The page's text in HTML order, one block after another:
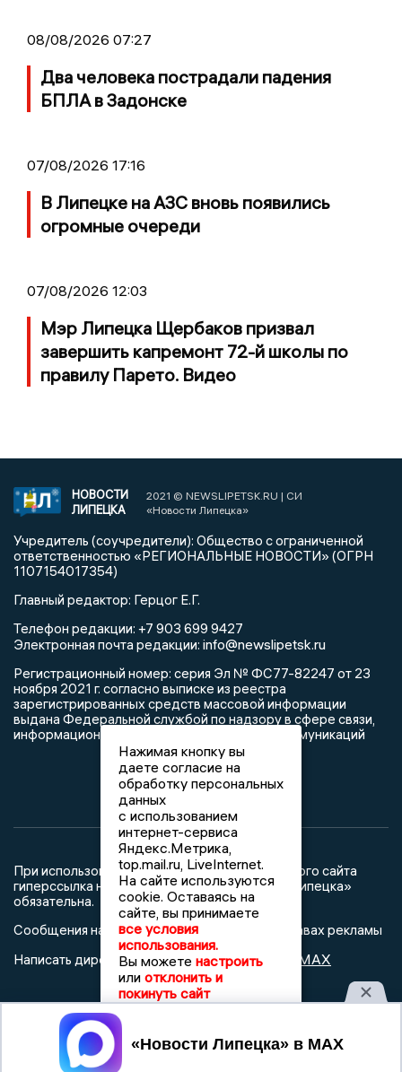
08/08/2026 07:27
Два человека пострадали падения
БПЛА в Задонске
07/08/2026 17:16
В Липецке на АЗС вновь появились
огромные очереди
07/08/2026 12:03
Мэр Липецка Щербаков призвал
завершить капремонт 72-й школы по
правилу Парето. Видео
НОВОСТИ
ЛИПЕЦКА
2021 © NEWSLIPETSK.RU | СИ
«Новости Липецка»
Учредитель (соучредители): Общество с ограниченной
ответственностью «РЕГИОНАЛЬНЫЕ НОВОСТИ» (ОГРН
1107154017354)
Главный редактор: Герцог Е.Г.
Телефон редакции: +7 903 699 9427
Электронная почта редакции: info@newslipetsk.ru
Регистрационный номер: серия Эл № ФС77-82247 от 23
ноября 2021 г. согласно выписке из реестра
зарегистрированных средств массовой информации
выдана Федеральной службой по надзору в сфере связи,
информационных технологий и массовых коммуникаций
При использовании любого материала с данного сайта
гиперссылка на Сетевое издание «Новости Липецка»
обязательна.
Сообщения на сером фоне размещены на правах рекламы
Написать директору в телеграм@mazov MAX
О холдинге Вакансии
Дежурный по новостям
Нажимая кнопку вы
даете согласие на
обработку персональных
данных
с использованием
интернет-сервиса
Яндекс.Метрика,
top.mail.ru, LiveInternet.
На сайте используются
cookie. Оставаясь на
сайте, вы принимаете
все условия
использования.
Вы можете настроить
или отклонить и
покинуть сайт
Принять